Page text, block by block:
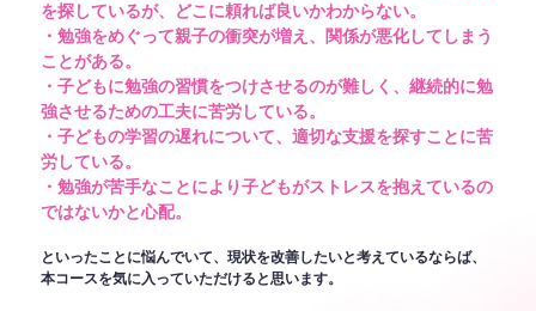
を探しているが、どこに頼れば良いかわからない。
・勉強をめぐって親子の衝突が増え、関係が悪化してしまう
ことがある。
・子どもに勉強の習慣をつけさせるのが難しく、継続的に勉
強させるための工夫に苦労している。
・子どもの学習の遅れについて、適切な支援を探すことに苦
労している。
・勉強が苦手なことにより子どもがストレスを抱えているの
ではないかと心配。
といったことに悩んでいて、現状を改善したいと考えているならば、
本コースを気に入っていただけると思います。